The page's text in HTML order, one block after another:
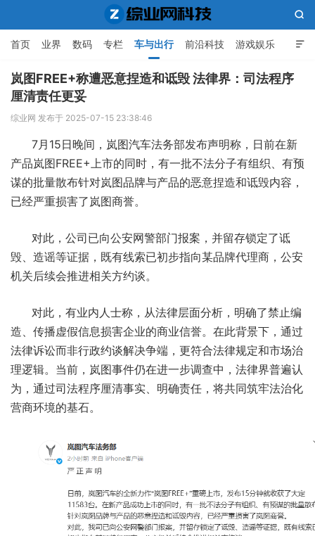
综业网科技

首页 业界 数码 专栏 车与出行 前沿科技 游戏娱乐
人工智能

岚图FREE+称遭恶意捏造和诋毁 法律界：司法程序
厘清责任更妥
综业网 发布于 2025-07-15 23:38:46
7月15日晚间，岚图汽车法务部发布声明称，日前在新
产品岚图FREE+上市的同时，有一批不法分子有组织、有预
谋的批量散布针对岚图品牌与产品的恶意捏造和诋毁内容，
已经严重损害了岚图商誉。
对此，公司已向公安网警部门报案，并留存锁定了诋
毁、造谣等证据，既有线索已初步指向某品牌代理商，公安
机关后续会推进相关方约谈。
对此，有业内人士称，从法律层面分析，明确了禁止编
造、传播虚假信息损害企业的商业信誉。在此背景下，通过
法律诉讼而非行政约谈解决争端，更符合法律规定和市场治
理逻辑。当前，岚图事件仍在进一步调查中，法律界普遍认
为，通过司法程序厘清事实、明确责任，将共同筑牢法治化
营商环境的基石。